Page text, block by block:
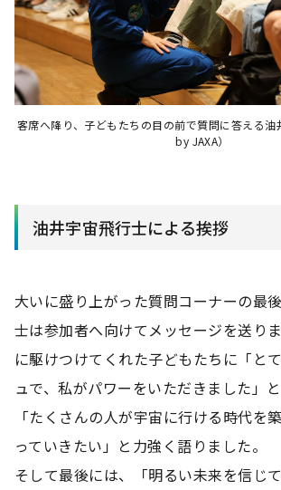
客席へ降り、子どもたちの目の前で質問に答える
by JAXA）
油井宇宙飛行士による挨拶
大いに盛り上がった質問コーナーの最
士は参加者へ向けてメッセージを送り
に駆けつけてくれた子どもたちに「と
ュで、私がパワーをいただきました」と
「たくさんの人が宇宙に行ける時代を
っていきたい」と力強く語りました。
そして最後には、「明るい未来を信じ